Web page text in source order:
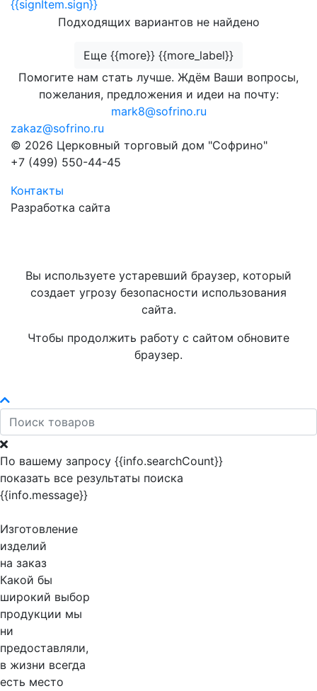
{{signItem.sign}}
Подходящих вариантов не найдено
Еще {{more}} {{more_label}}
Помогите нам стать лучше. Ждём Ваши вопросы,
пожелания, предложения и идеи на почту:
mark8@sofrino.ru
zakaz@sofrino.ru
© 2026 Церковный торговый дом "Софрино"
+7 (499) 550-44-45
Контакты
Разработка сайта
Вы используете устаревший браузер, который
создает угрозу безопасности использования
сайта.
Чтобы продолжить работу с сайтом обновите
браузер.
По вашему запросу {{info.searchCount}}
показать все результаты поиска
{{info.message}}
Изготовление
изделий
на заказ
Какой бы
широкий выбор
продукции мы
ни
предоставляли,
в жизни всегда
есть место